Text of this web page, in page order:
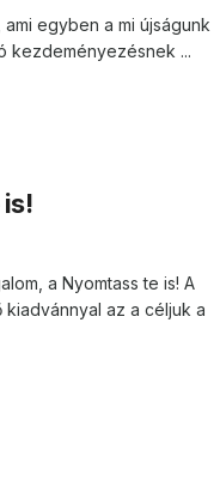
ami egyben a mi újságunk
kezdeményezésnek ...
is!
a Nyomtass te is! A
az a céljuk a